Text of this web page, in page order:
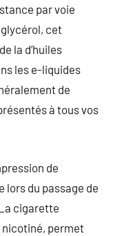
par voie
cet
la d’huiles
les e-liquides
de
à tous vos
de
lors du passage de
cigarette
nicotiné, permet